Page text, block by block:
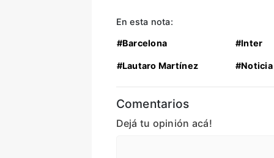
En esta nota:
#Barcelona #Inter
#Lautaro Martínez #Noticia
Comentarios
Dejá tu opinión acá!